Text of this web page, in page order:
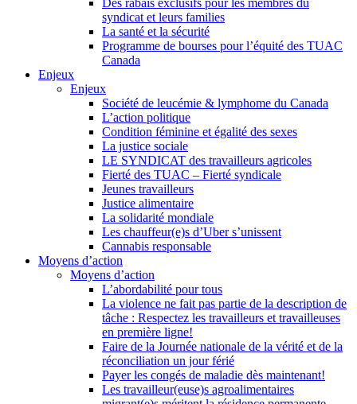
Des rabais exclusifs pour les membres du
syndicat et leurs families
La santé et la sécurité
Programme de bourses pour l’équité des TUAC
Canada
Enjeux
Enjeux
Société de leucémie & lymphome du Canada
L’action politique
Condition féminine et égalité des sexes
La justice sociale
LE SYNDICAT des travailleurs agricoles
Fierté des TUAC – Fierté syndicale
Jeunes travailleurs
Justice alimentaire
La solidarité mondiale
Les chauffeur(e)s d’Uber s’unissent
Cannabis responsable
Moyens d’action
Moyens d’action
L’abordabilité pour tous
La violence ne fait pas partie de la description de
tâche : Respectez les travailleurs et travailleuses
en première ligne!
Faire de la Journée nationale de la vérité et de la
réconciliation un jour férié
Payer les congés de maladie dès maintenant!
Les travailleur(euse)s agroalimentaires